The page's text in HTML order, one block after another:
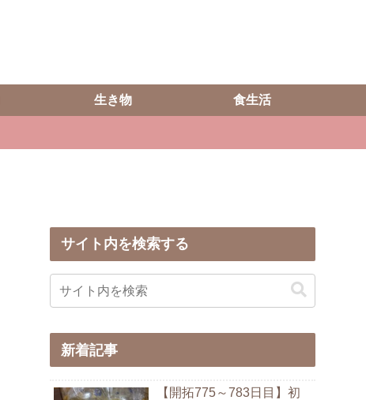
生き物 食生活
サイト内を検索する
新着記事
【開拓775～783日目】初